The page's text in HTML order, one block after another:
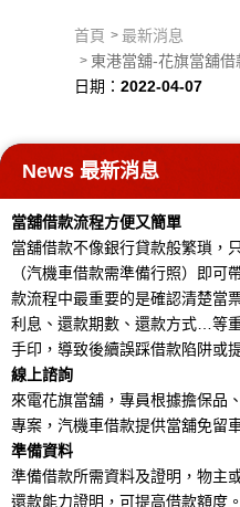
首頁
最新消息
東港當舖-花旗當舖
日期：2022-04-07
News 最新消息
當舖借款流程方便又簡單
當舖借款不像銀行貸款般繁瑣，
（汽機車借款需準備行照）即
款流程中最重要的是確認清楚當
利息、還款期數、還款方式…等
手印，導致後續誤踩借款陷阱或
線上諮詢
來電花旗當舖，專員根據擔保品
專案，汽機車借款提供當舖免留
準備資料
準備借款所需資料及證明，物主
還款能力證明，可提高借款額度。